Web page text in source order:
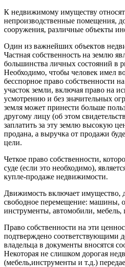
К недвижимому имуществу
непроизводственные помещения,
сооружения, различные объекты
Один из важнейших объектов
Частная собственность на землю
большинства личных состояний в
Необходимо, чтобы человек имел
бесспорное право собственности
участок земли, включая право на
усмотрению и без значительных
земля может принести больше
другому лицу (об этом
заплатить за эту землю высокую
продана, а выручка от продажи
цели.
Четкое право собственности,
суде (если это необходимо),
купле-продаже недвижимости.
Движимость включает имущество,
свободное перемещение: машины,
инструменты, автомобили, мебель,
Право собственности на эти
подтверждено соответствующими
владельца в документы вносятся
Некоторая не слишком дорогая
(мебель,инструменты и т.д.)